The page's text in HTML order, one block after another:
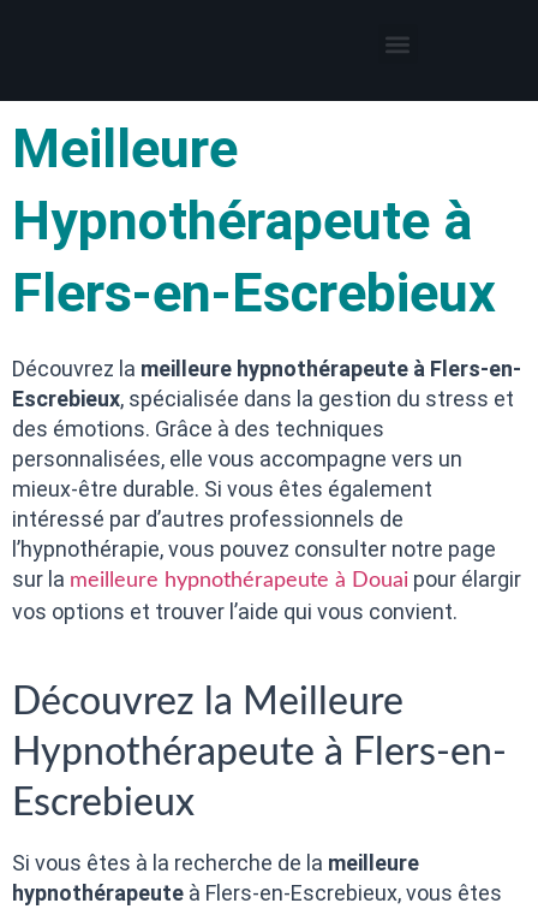
Meilleure
Hypnothérapeute à
Flers-en-Escrebieux
Découvrez la meilleure hypnothérapeute à Flers-en-
Escrebieux, spécialisée dans la gestion du stress et
des émotions. Grâce à des techniques
personnalisées, elle vous accompagne vers un
mieux-être durable. Si vous êtes également
intéressé par d’autres professionnels de
l’hypnothérapie, vous pouvez consulter notre page
sur la meilleure hypnothérapeute à Douai pour élargir
vos options et trouver l’aide qui vous convient.
Découvrez la Meilleure
Hypnothérapeute à Flers-en-
Escrebieux
Si vous êtes à la recherche de la meilleure
hypnothérapeute à Flers-en-Escrebieux, vous êtes